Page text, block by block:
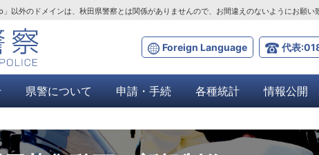
Foreign Language 代表
以外のドメインは、秋田県警察とは関係がありませんので、お間違えのないようにお願い
県警について 申請・手続 各種統計 情報公開